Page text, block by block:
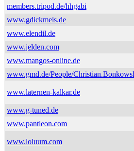
members.tripod.de/hhgabi
www.gdickmeis.de
www.elendil.de
www.jelden.com
www.mangos-online.de
www.gmd.de/People/
www.laternen-kalkar.de
www.g-tuned.de
www.pantleon.com
www.loluum.com